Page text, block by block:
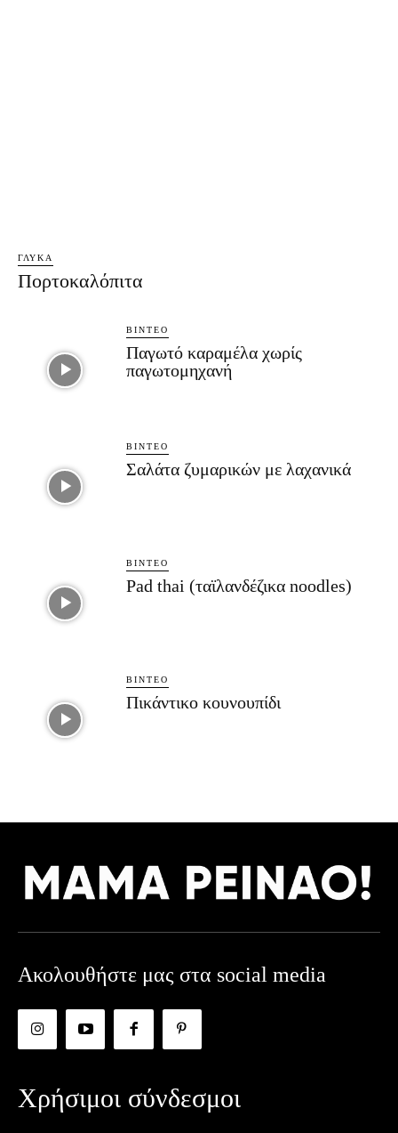
ΓΛΥΚΆ
Πορτοκαλόπιτα
ΒΊΝΤΕΟ
Παγωτό καραμέλα χωρίς
παγωτομηχανή
ΒΊΝΤΕΟ
Σαλάτα ζυμαρικών με λαχανικά
ΒΊΝΤΕΟ
Pad thai (ταϊλανδέζικα noodles)
ΒΊΝΤΕΟ
Πικάντικο κουνουπίδι
Ακολουθήστε μας στα social media
Χρήσιμοι σύνδεσμοι